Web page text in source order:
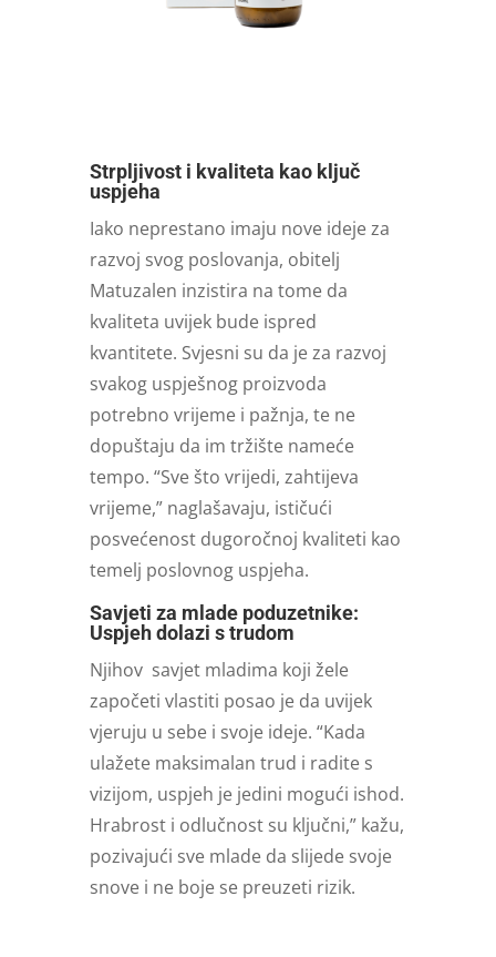
Strpljivost i kvaliteta kao ključ
uspjeha
Iako neprestano imaju nove ideje za
razvoj svog poslovanja, obitelj
Matuzalen inzistira na tome da
kvaliteta uvijek bude ispred
kvantitete. Svjesni su da je za razvoj
svakog uspješnog proizvoda
potrebno vrijeme i pažnja, te ne
dopuštaju da im tržište nameće
tempo. “Sve što vrijedi, zahtijeva
vrijeme,” naglašavaju, ističući
posvećenost dugoročnoj kvaliteti kao
temelj poslovnog uspjeha.
Savjeti za mlade poduzetnike:
Uspjeh dolazi s trudom
Njihov savjet mladima koji žele
započeti vlastiti posao je da uvijek
vjeruju u sebe i svoje ideje. “Kada
ulažete maksimalan trud i radite s
vizijom, uspjeh je jedini mogući ishod.
Hrabrost i odlučnost su ključni,” kažu,
pozivajući sve mlade da slijede svoje
snove i ne boje se preuzeti rizik.